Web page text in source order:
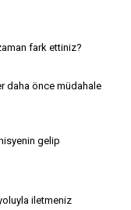
fark ettiniz?
daha önce müdahale
gelip
iletmeniz